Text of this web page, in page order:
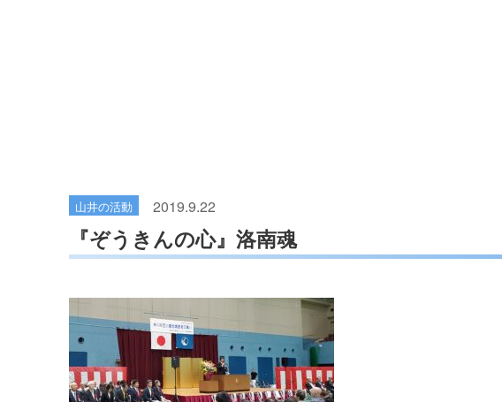
山井の活動 2019.9.22
『ぞうきんの心』洛南魂